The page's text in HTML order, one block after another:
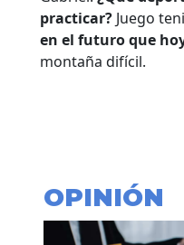
practicar? Juego
en el futuro que
montaña difícil.
OPINIÓN